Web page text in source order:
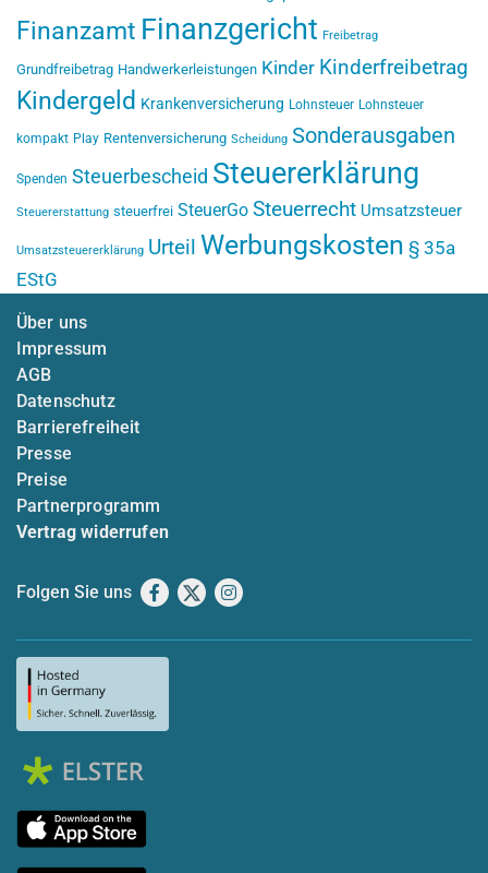
Finanzamt Finanzgericht Freibetrag
Grundfreibetrag Handwerkerleistungen Kinder Kinderfreibetrag
Kindergeld Krankenversicherung Lohnsteuer Lohnsteuer
kompakt Play Rentenversicherung Scheidung Sonderausgaben
Spenden Steuerbescheid Steuererklärung
Steuererstattung steuerfrei SteuerGo Steuerrecht Umsatzsteuer
Umsatzsteuererklärung Urteil Werbungskosten § 35a
EStG
Über uns
Impressum
AGB
Datenschutz
Barrierefreiheit
Presse
Preise
Partnerprogramm
Vertrag widerrufen
Folgen Sie uns Facebook
X Instagram